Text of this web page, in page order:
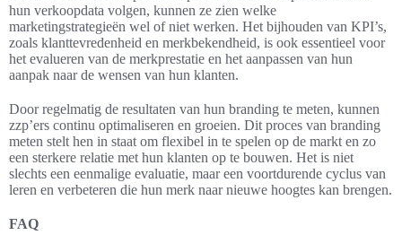
hun verkoopdata volgen, kunnen ze zien welke
marketingstrategieën wel of niet werken. Het bijhouden van KPI’s,
zoals klanttevredenheid en merkbekendheid, is ook essentieel voor
het evalueren van de merkprestatie en het aanpassen van hun
aanpak naar de wensen van hun klanten.
Door regelmatig de resultaten van hun branding te meten, kunnen
zzp’ers continu optimaliseren en groeien. Dit proces van branding
meten stelt hen in staat om flexibel in te spelen op de markt en zo
een sterkere relatie met hun klanten op te bouwen. Het is niet
slechts een eenmalige evaluatie, maar een voortdurende cyclus van
leren en verbeteren die hun merk naar nieuwe hoogtes kan brengen.
FAQ